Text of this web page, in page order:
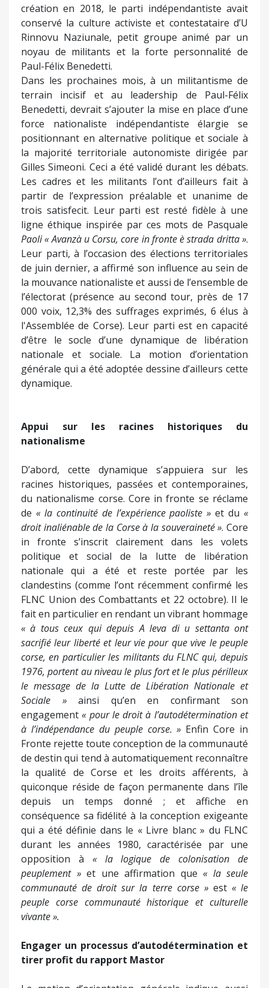
création en 2018, le parti indépendantiste avait
conservé la culture activiste et contestataire d’U
Rinnovu Naziunale, petit groupe animé par un
noyau de militants et la forte personnalité de
Paul-Félix Benedetti.
Dans les prochaines mois, à un militantisme de
terrain incisif et au leadership de Paul-Félix
Benedetti, devrait s’ajouter la mise en place d’une
force nationaliste indépendantiste élargie se
positionnant en alternative politique et sociale à
la majorité territoriale autonomiste dirigée par
Gilles Simeoni. Ceci a été validé durant les débats.
Les cadres et les militants l’ont d’ailleurs fait à
partir de l’expression préalable et unanime de
trois satisfecit. Leur parti est resté fidèle à une
ligne éthique inspirée par ces mots de Pasquale
Paoli « Avanzà u Corsu, core in fronte è strada dritta ».
Leur parti, à l’occasion des élections territoriales
de juin dernier, a affirmé son influence au sein de
la mouvance nationaliste et aussi de l’ensemble de
l’électorat (présence au second tour, près de 17
000 voix, 12,3% des suffrages exprimés, 6 élus à
l'Assemblée de Corse). Leur parti est en capacité
d’être le socle d’une dynamique de libération
nationale et sociale. La motion d’orientation
générale qui a été adoptée dessine d’ailleurs cette
dynamique.
Appui sur les racines historiques du
nationalisme
D’abord, cette dynamique s’appuiera sur les
racines historiques, passées et contemporaines,
du nationalisme corse. Core in fronte se réclame
de « la continuité de l’expérience paoliste » et du«
droit inaliénable de la Corse à la souveraineté ». Core
in fronte s’inscrit clairement dans les volets
politique et social de la lutte de libération
nationale qui a été et reste portée par les
clandestins (comme l’ont récemment confirmé les
FLNC Union des Combattants et 22 octobre). Il le
fait en particulier en rendant un vibrant hommage
« à tous ceux qui depuis A leva di u settanta ont
sacrifié leur liberté et leur vie pour que vive le peuple
corse, en particulier les militants du FLNC qui, depuis
1976, portent au niveau le plus fort et le plus périlleux
le message de la Lutte de Libération Nationale et
Sociale »ainsi qu’en en confirmant son
engagement« pour le droit à l’autodétermination et
à l’indépendance du peuple corse. » Enfin Core in
Fronte rejette toute conception de la communauté
de destin qui tend à automatiquement reconnaître
la qualité de Corse et les droits afférents, à
quiconque réside de façon permanente dans l’île
depuis un temps donné ; et affiche en
conséquence sa fidélité à la conception exigeante
qui a été définie dans le « Livre blanc » du FLNC
durant les années 1980, caractérisée par une
opposition à « la logique de colonisation de
peuplement »et une affirmation que « la seule
communauté de droit sur la terre corse » est « le
peuple corse communauté historique et culturelle
vivante ».
Engager un processus d’autodétermination et
tirer profit du rapport Mastor